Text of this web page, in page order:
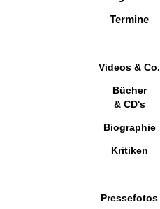
Termine
Videos & Co.
Bücher
& CD's
Biographie
Kritiken
Pressefotos